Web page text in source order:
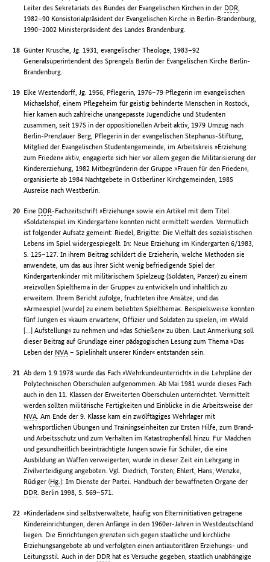
Leiter des Sekretariats des Bundes der Evangelischen Kirchen in der DDR,
1982–90 Konsistorialpräsident der Evangelischen Kirche in Berlin-Brandenburg,
1990–2002 Ministerpräsident des Landes Brandenburg.
Günter Krusche, Jg. 1931, evangelischer Theologe, 1983–92
Generalsuperintendent des Sprengels Berlin der Evangelischen Kirche Berlin-
Brandenburg.
Elke Westendorff, Jg. 1956, Pflegerin, 1976–79 Pflegerin im evangelischen
Michaelshof, einem Pflegeheim für geistig behinderte Menschen in Rostock,
hier kamen auch zahlreiche unangepasste Jugendliche und Studenten
zusammen, seit 1975 in der oppositionellen Arbeit aktiv, 1979 Umzug nach
Berlin-Prenzlauer Berg, Pflegerin in der evangelischen Stephanus-Stiftung,
Mitglied der Evangelischen Studentengemeinde, im Arbeitskreis »Erziehung
zum Frieden« aktiv, engagierte sich hier vor allem gegen die Militarisierung der
Kindererziehung, 1982 Mitbegründerin der Gruppe »Frauen für den Frieden«,
organisierte ab 1984 Nachtgebete in Ostberliner Kirchgemeinden, 1985
Ausreise nach Westberlin.
Eine DDR-Fachzeitschrift »Erziehung« sowie ein Artikel mit dem Titel
»Soldatenspiel im Kindergarten« konnten nicht ermittelt werden. Vermutlich
ist folgender Aufsatz gemeint: Riedel, Brigitte: Die Vielfalt des sozialistischen
Lebens im Spiel widergespiegelt. In: Neue Erziehung im Kindergarten 6/1983,
S. 125–127. In ihrem Beitrag schildert die Erzieherin, welche Methoden sie
anwendete, um das aus ihrer Sicht wenig befriedigende Spiel der
Kindergartenkinder mit militärischem Spielzeug (Soldaten, Panzer) zu einem
»reizvollen Spielthema in der Gruppe« zu entwickeln und inhaltlich zu
erweitern. Ihrem Bericht zufolge, fruchteten ihre Ansätze, und das
»Armeespiel [wurde] zu einem beliebten Spielthema«. Beispielsweise konnten
fünf Jungen es »kaum erwarten«, Offizier und Soldaten zu spielen, im »Wald
[…] Aufstellung« zu nehmen und »das Schießen« zu üben. Laut Anmerkung soll
dieser Beitrag auf Grundlage einer pädagogischen Lesung zum Thema »Das
Leben der NVA – Spielinhalt unserer Kinder« entstanden sein.
Ab dem 1.9.1978 wurde das Fach »Wehrkundeunterricht« in die Lehrpläne der
Polytechnischen Oberschulen aufgenommen. Ab Mai 1981 wurde dieses Fach
auch in den 11. Klassen der Erweiterten Oberschulen unterrichtet. Vermittelt
werden sollten militärische Fertigkeiten und Einblicke in die Arbeitsweise der
NVA. Am Ende der 9. Klasse kam ein zwölftägiges Wehrlager mit
wehrsportlichen Übungen und Trainingseinheiten zur Ersten Hilfe, zum Brand-
und Arbeitsschutz und zum Verhalten im Katastrophenfall hinzu. Für Mädchen
und gesundheitlich beeinträchtigte Jungen sowie für Schüler, die eine
Ausbildung an Waffen verweigerten, wurde in dieser Zeit ein Lehrgang in
Zivilverteidigung angeboten. Vgl. Diedrich, Torsten; Ehlert, Hans; Wenzke,
Rüdiger (Hg.): Im Dienste der Partei. Handbuch der bewaffneten Organe der
DDR. Berlin 1998, S. 569–571.
»Kinderläden« sind selbstverwaltete, häufig von Elterninitiativen getragene
Kindereinrichtungen, deren Anfänge in den 1960er-Jahren in Westdeutschland
liegen. Die Einrichtungen grenzten sich gegen staatliche und kirchliche
Erziehungsangebote ab und verfolgten einen antiautoritären Erziehungs- und
Leitungsstil. Auch in der DDR hat es Versuche gegeben, staatlich unabhängige